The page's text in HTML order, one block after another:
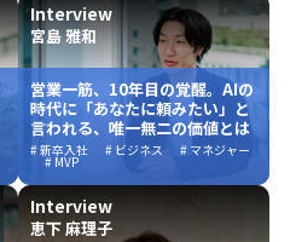
Interview
宮島 雅和
営業一筋、10年目の覚醒。AIの
時代に「あなたに頼みたい」と
言われる、唯一無二の価値とは
# 新卒入社 # ビジネス # マネジャー
# MVP
Interview
恵下 麻理子